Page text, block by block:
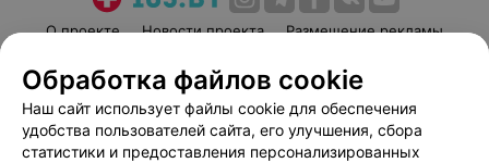
О проекте Новости проекта
Размещение рекламы
Пользовательское соглашение
Способы оплаты
Вакансии
Партнеры
Написать руководителю 103.by
Обработка файлов cookie
Наш сайт использует файлы cookie для обеспечения
удобства пользователей сайта, его улучшения, сбора
статистики и предоставления персонализированных